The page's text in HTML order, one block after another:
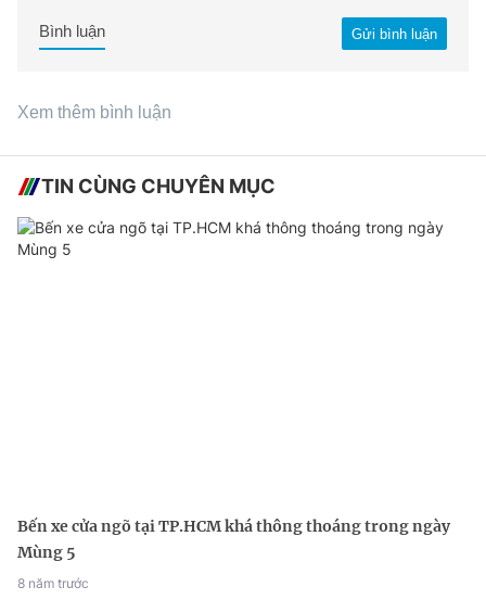
Gửi bình luận
Bình luận
Xem thêm bình luận
TIN CÙNG CHUYÊN MỤC
Bến xe cửa ngõ tại TP.HCM khá thông thoáng trong ngày
Mùng 5
8 năm trước